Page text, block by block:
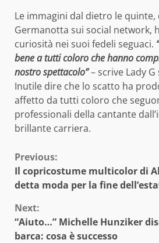
Le immagini dal dietro le quinte,
Germanotta sui social network,
curiosità nei suoi fedeli seguaci.
bene a tutti coloro che hanno
nostro spettacolo”– scrive Lady
Inutile dire che lo scatto ha
affetto da tutti coloro che
professionali della cantante
brillante carriera.
Continue
Reading
Previous:
Il copricostume multicolor di
detta moda per la fine
Next:
“Aiuto…” Michelle Hunziker
barca: cosa è successo